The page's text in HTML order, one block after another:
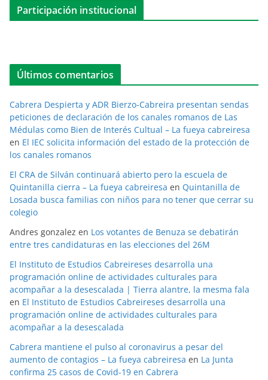
Participación institucional
Últimos comentarios
Cabrera Despierta y ADR Bierzo-Cabreira presentan sendas
peticiones de declaración de los canales romanos de Las
Médulas como Bien de Interés Cultual – La fueya cabreiresa
en El IEC solicita información del estado de la protección de
los canales romanos
El CRA de Silván continuará abierto pero la escuela de
Quintanilla cierra – La fueya cabreiresa en Quintanilla de
Losada busca familias con niños para no tener que cerrar su
colegio
Andres gonzalez en Los votantes de Benuza se debatirán
entre tres candidaturas en las elecciones del 26M
El Instituto de Estudios Cabreireses desarrolla una
programación online de actividades culturales para
acompañar a la desescalada | Tierra alantre, la mesma fala
en El Instituto de Estudios Cabreireses desarrolla una
programación online de actividades culturales para
acompañar a la desescalada
Cabrera mantiene el pulso al coronavirus a pesar del
aumento de contagios – La fueya cabreiresa en La Junta
confirma 25 casos de Covid-19 en Cabrera